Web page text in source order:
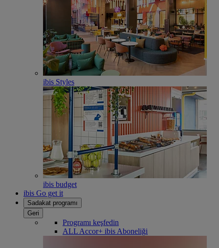
ibis Styles
ibis budget
ibis Go get it
Sadakat programı
Geri
Programı keşfedin
ALL Accor+ ibis Aboneliği